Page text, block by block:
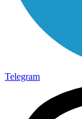
Telegram